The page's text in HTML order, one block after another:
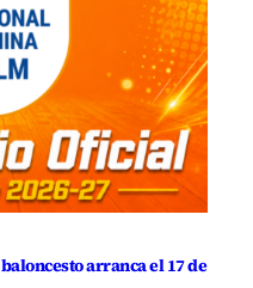
arranca el 17 de